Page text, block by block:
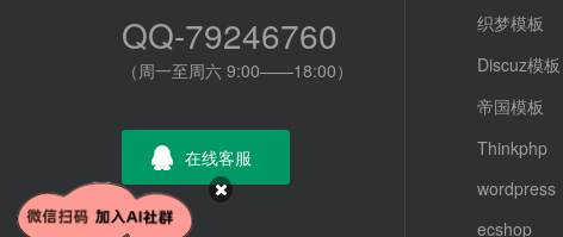
QQ-79246760
（周一至周六 9:00——18:00）
在线客服
织梦模板
Discuz模板
帝国模板
Thinkphp
wordpress
ecshop